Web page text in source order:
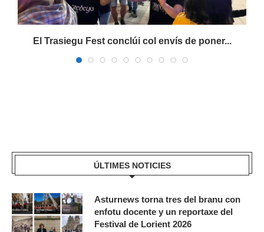
El Trasiegu Fest conclúi col envís de poner...
ÚLTIMES NOTICIES
Asturnews torna tres del branu con
enfotu docente y un reportaxe del
Festival de Lorient 2026